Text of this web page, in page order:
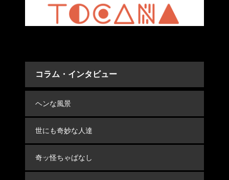
コラム・インタビュー
ヘンな風景
世にも奇妙な人達
奇ッ怪ちゃばなし